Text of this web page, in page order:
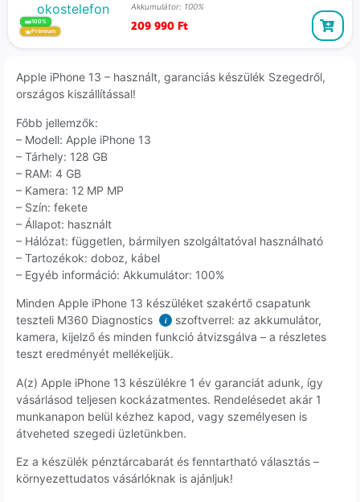
100%
Prémium
Akkumulátor: 100%
209 990 Ft
Apple iPhone 13 – használt, garanciás készülék Szegedről,
országos kiszállítással!
Főbb jellemzők:
– Modell: Apple iPhone 13
– Tárhely: 128 GB
– RAM: 4 GB
– Kamera: 12 MP MP
– Szín: fekete
– Állapot: használt
– Hálózat: független, bármilyen szolgáltatóval használható
– Tartozékok: doboz, kábel
– Egyéb információ: Akkumulátor: 100%
Minden Apple iPhone 13 készüléket szakértő csapatunk
teszteli M360 Diagnostics
i
szoftverrel: az akkumulátor,
kamera, kijelző és minden funkció átvizsgálva – a részletes
teszt eredményét mellékeljük.
A(z) Apple iPhone 13 készülékre 1 év garanciát adunk, így
vásárlásod teljesen kockázatmentes. Rendelésedet akár 1
munkanapon belül kézhez kapod, vagy személyesen is
átveheted szegedi üzletünkben.
Ez a készülék pénztárcabarát és fenntartható választás –
környezettudatos vásárlóknak is ajánljuk!